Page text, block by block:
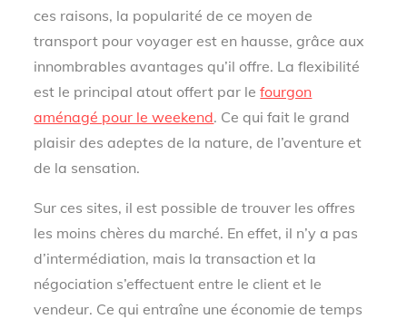
ces raisons, la popularité de ce moyen de
transport pour voyager est en hausse, grâce aux
innombrables avantages qu’il offre. La flexibilité
est le principal atout offert par lefourgon
aménagé pour le weekend. Ce qui fait le grand
plaisir des adeptes de la nature, de l’aventure et
de la sensation.
Sur ces sites, il est possible de trouver les offres
les moins chères du marché. En effet, il n’y a pas
d’intermédiation, mais la transaction et la
négociation s’effectuent entre le client et le
vendeur. Ce qui entraîne une économie de temps